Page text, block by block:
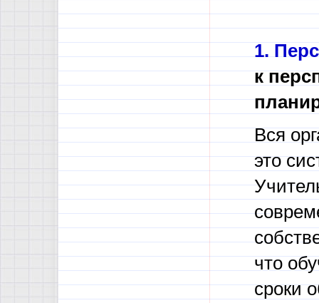
1.
к
Вся
это
что
сроки